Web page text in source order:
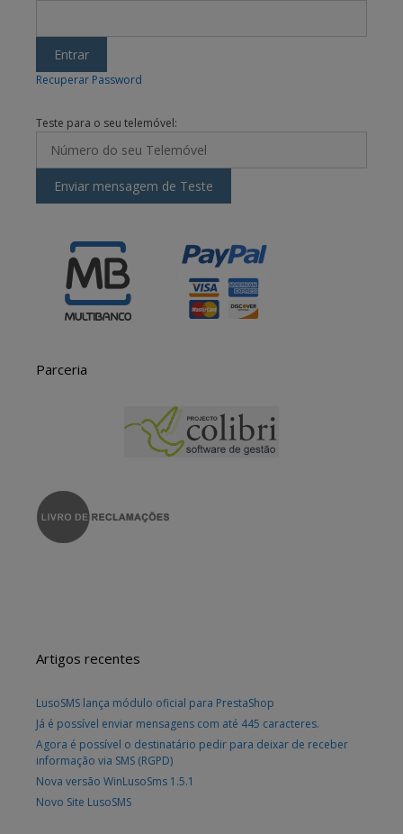
Recuperar Password
Teste para o seu telemóvel:
Parceria
Artigos recentes
LusoSMS lança módulo oficial para PrestaShop
Já é possível enviar mensagens com até 445 caracteres.
Agora é possível o destinatário pedir para deixar de receber
informação via SMS (RGPD)
Nova versão WinLusoSms 1.5.1
Novo Site LusoSMS